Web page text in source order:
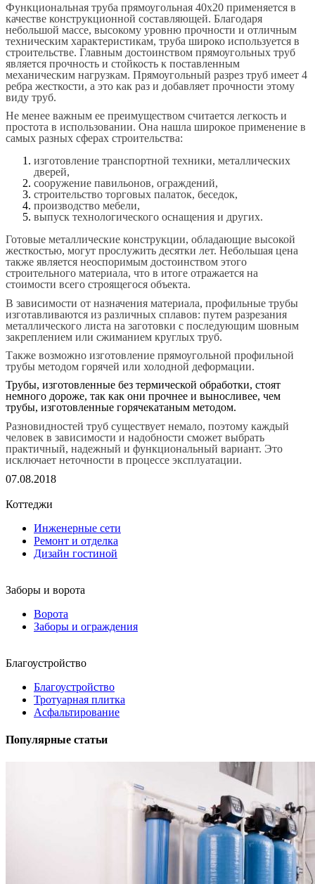
Функциональная труба прямоугольная 40х20 применяется в
качестве конструкционной составляющей. Благодаря
небольшой массе, высокому уровню прочности и отличным
техническим характеристикам, труба широко используется в
строительстве. Главным достоинством прямоугольных труб
является прочность и стойкость к поставленным
механическим нагрузкам. Прямоугольный разрез труб имеет 4
ребра жесткости, а это как раз и добавляет прочности этому
виду труб.
Не менее важным ее преимуществом считается легкость и
простота в использовании. Она нашла широкое применение в
самых разных сферах строительства:
изготовление транспортной техники, металлических
дверей,
сооружение павильонов, ограждений,
строительство торговых палаток, беседок,
производство мебели,
выпуск технологического оснащения и других.
Готовые металлические конструкции, обладающие высокой
жесткостью, могут прослужить десятки лет. Небольшая цена
также является неоспоримым достоинством этого
строительного материала, что в итоге отражается на
стоимости всего строящегося объекта.
В зависимости от назначения материала, профильные трубы
изготавливаются из различных сплавов: путем разрезания
металлического листа на заготовки с последующим шовным
закреплением или сжиманием круглых труб.
Также возможно изготовление прямоугольной профильной
трубы методом горячей или холодной деформации.
Трубы, изготовленные без термической обработки, стоят
немного дороже, так как они прочнее и выносливее, чем
трубы, изготовленные горячекатаным методом.
Разновидностей труб существует немало, поэтому каждый
человек в зависимости и надобности сможет выбрать
практичный, надежный и функциональный вариант. Это
исключает неточности в процессе эксплуатации.
07.08.2018
Коттеджи
Инженерные сети
Ремонт и отделка
Дизайн гостиной
Заборы и ворота
Ворота
Заборы и ограждения
Благоустройство
Благоустройство
Тротуарная плитка
Асфальтирование
Популярные статьи